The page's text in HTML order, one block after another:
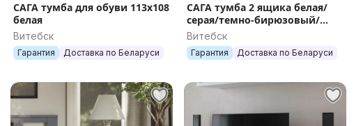
САГА тумба для обуви 113х108
белая
Витебск
Гарантия Доставка по Беларуси
САГА тумба 2 ящика белая/
серая/темно-бирюзовый/
белый-ясень
Витебск
Гарантия Доставка по Беларуси